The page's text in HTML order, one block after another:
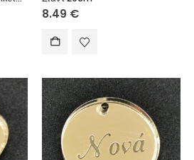
8.49 €